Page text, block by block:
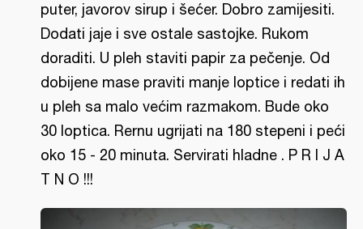
puter, javorov sirup i šećer. Dobro zamijesiti.
Dodati jaje i sve ostale sastojke. Rukom
doraditi. U pleh staviti papir za pečenje. Od
dobijene mase praviti manje loptice i redati ih
u pleh sa malo većim razmakom. Bude oko
30 loptica. Rernu ugrijati na 180 stepeni i peći
oko 15 - 20 minuta. Servirati hladne . P R I J A
T N O !!!